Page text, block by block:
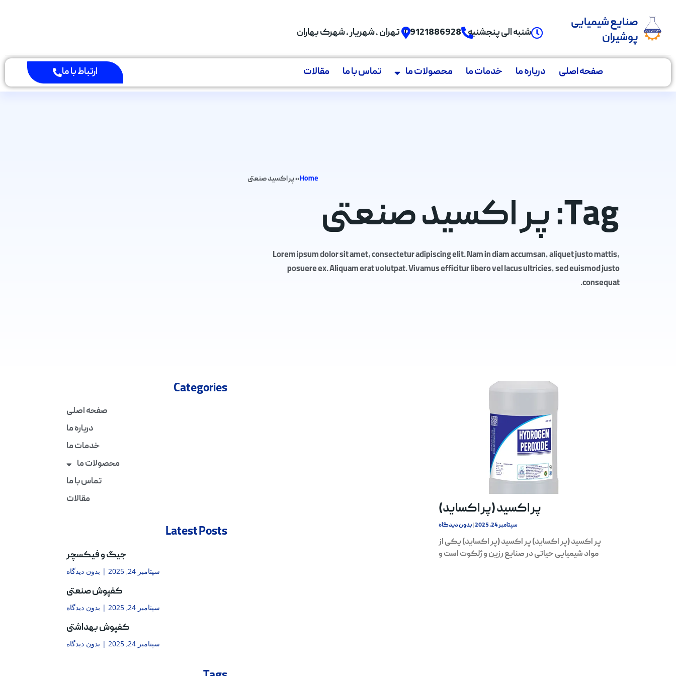
صنایع شیمیایی
پوشیران
شنبه الی پنجشنبه 09121886928 تهران , شهریار , شهرک بهاران
صفحه اصلی درباره ما خدمات ما محصولات ما تماس با ما مقالات ارتباط با ما
Home
»پر اکسید صنعتی
Tag: پر اکسید صنعتی
Lorem ipsum dolor sit amet, consectetur adipiscing elit. Nam in diam accumsan, aliquet justo mattis,
posuere ex. Aliquam erat volutpat. Vivamus efficitur libero vel lacus ultricies, sed euismod justo
consequat.
پر اکسید (پر اکساید)
سپتامبر 24, 2025 بدون دیدگاه
پر اکسید (پر اکساید) پر اکسید (پر اکساید) یکی از
مواد شیمیایی حیاتی در صنایع رزین و ژلکوت است و
Categories
صفحه اصلی
درباره ما
خدمات ما
محصولات ما
تماس با ما
مقالات
Latest Posts
جیگ و فیکسچر
سپتامبر 24, 2025 بدون دیدگاه
کفپوش صنعتی
سپتامبر 24, 2025 بدون دیدگاه
کفپوش بهداشتی
سپتامبر 24, 2025 بدون دیدگاه